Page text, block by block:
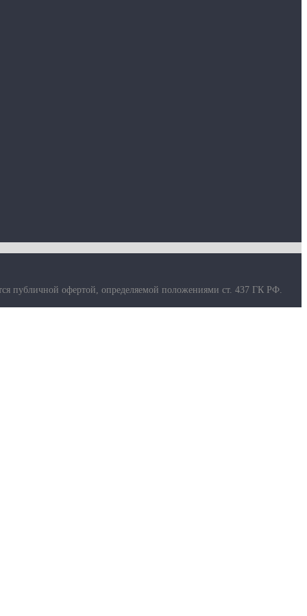
публичной офертой, определяемой положениями ст. 437 ГК РФ.